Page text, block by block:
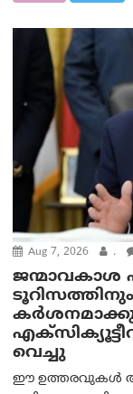
Aug 7, 2026 .
ജന്മാവകാശ
വെച്ചു
ഈ ഉത്തരവുകൾ